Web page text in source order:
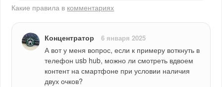
Какие правила в комментариях
Концентратор 6 января 2025
А вот у меня вопрос, если к примеру воткнуть в
телефон usb hub, можно ли смотреть вдвоем
контент на смартфоне при условии наличия
двух очков?